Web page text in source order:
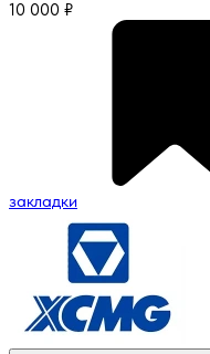
10 000 ₽
закладки